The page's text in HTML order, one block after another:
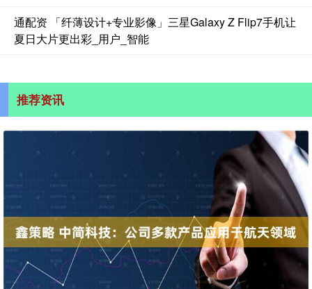
通配资 「纤薄设计+专业影像」三星Galaxy Z Flip7手机让
夏日大片更出彩_用户_智能
推荐资讯